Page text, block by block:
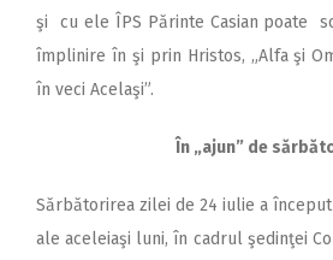
şi cu ele ÎPS Părinte Casian poate
împlinire în şi prin Hristos, „Alfa şi
în veci Acelaşi”.
În „ajun” de
Sărbătorirea zilei de 24 iulie a
ale aceleiaşi luni, în cadrul şedinţei